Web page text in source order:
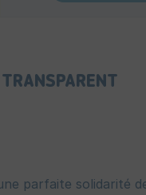
parfaite solidarité